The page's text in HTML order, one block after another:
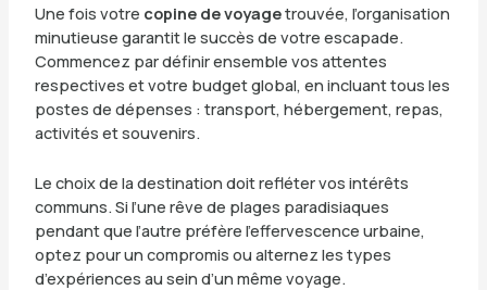
Une fois votre copine de voyagetrouvée, l’organisation
minutieuse garantit le succès de votre escapade.
Commencez par définir ensemble vos attentes
respectives et votre budget global, en incluant tous les
postes de dépenses : transport, hébergement, repas,
activités et souvenirs.
Le choix de la destination doit refléter vos intérêts
communs. Si l’une rêve de plages paradisiaques
pendant que l’autre préfère l’effervescence urbaine,
optez pour un compromis ou alternez les types
d’expériences au sein d’un même voyage.